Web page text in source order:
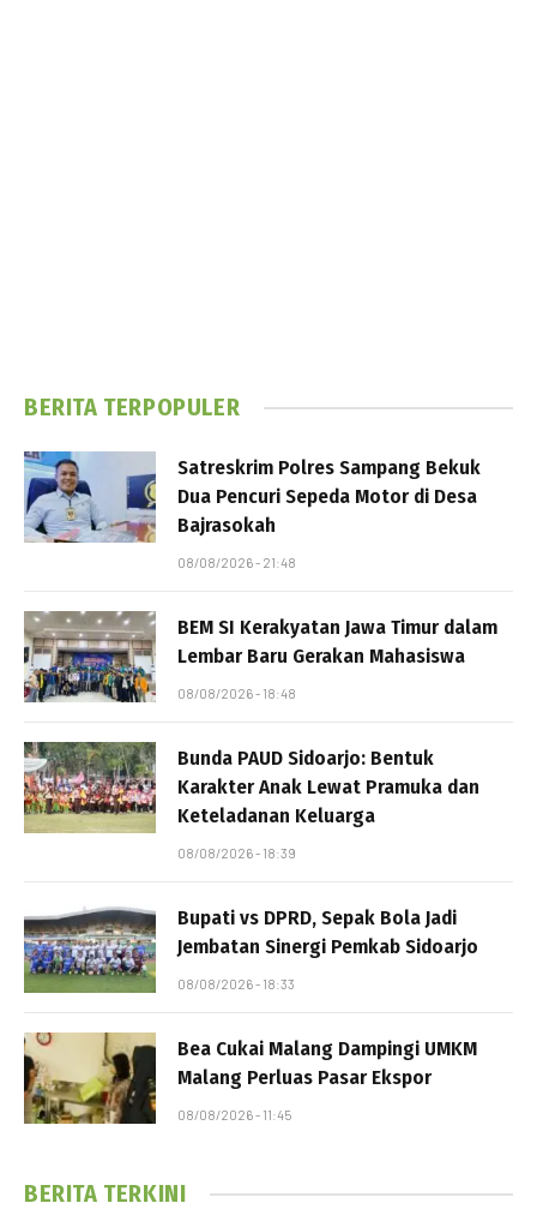
BERITA TERPOPULER
Satreskrim Polres Sampang Bekuk
Dua Pencuri Sepeda Motor di Desa
Bajrasokah
08/08/2026 - 21:48
BEM SI Kerakyatan Jawa Timur dalam
Lembar Baru Gerakan Mahasiswa
08/08/2026 - 18:48
Bunda PAUD Sidoarjo: Bentuk
Karakter Anak Lewat Pramuka dan
Keteladanan Keluarga
08/08/2026 - 18:39
Bupati vs DPRD, Sepak Bola Jadi
Jembatan Sinergi Pemkab Sidoarjo
08/08/2026 - 18:33
Bea Cukai Malang Dampingi UMKM
Malang Perluas Pasar Ekspor
08/08/2026 - 11:45
BERITA TERKINI